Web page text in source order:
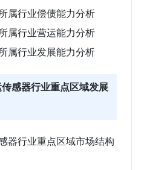
属行业偿债能力分析
属行业营运能力分析
属行业发展能力分析
感器行业重点区域发展
器行业重点区域市场结构